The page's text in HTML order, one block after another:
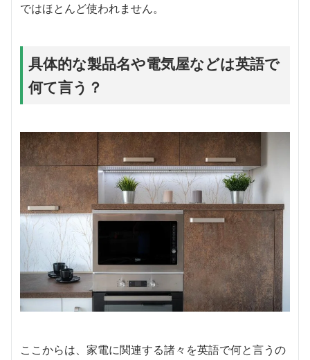
ではほとんど使われません。
具体的な製品名や電気屋などは英語で
何て言う？
ここからは、家電に関連する諸々を英語で何と言うの